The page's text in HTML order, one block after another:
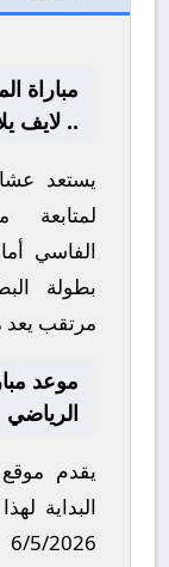
مباراة
.. لايف
يستعد
الفاسي
بطولة
مرتقب يعد
موعد
الرياضي
يقدم موقع
البداية
6/5/2026